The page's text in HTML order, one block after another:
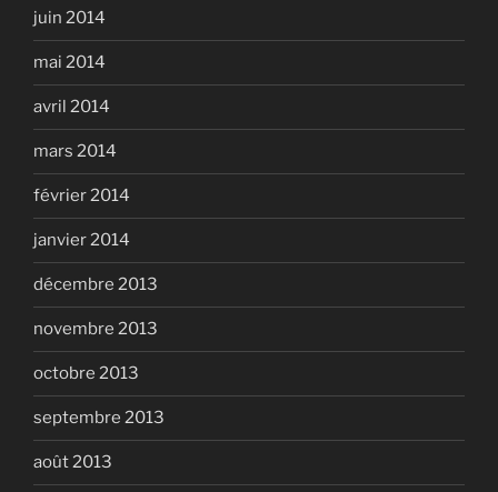
juin 2014
mai 2014
avril 2014
mars 2014
février 2014
janvier 2014
décembre 2013
novembre 2013
octobre 2013
septembre 2013
août 2013